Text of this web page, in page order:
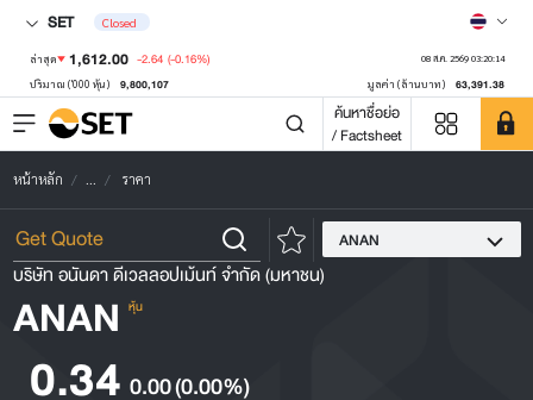
SET Closed
ล่าสุด 1,612.00 -2.64 (-0.16%) 08 ส.ค. 2569 03:20:14
ปริมาณ ('000 หุ้น) 9,800,107 มูลค่า (ล้านบาท) 63,391.38
ค้นหาชื่อย่อ
/ Factsheet
หน้าหลัก ... ราคา
ANAN
บริษัท อนันดา ดีเวลลอปเม้นท์ จำกัด (มหาชน)
ANAN หุ้น
0.34 0.00(0.00%)